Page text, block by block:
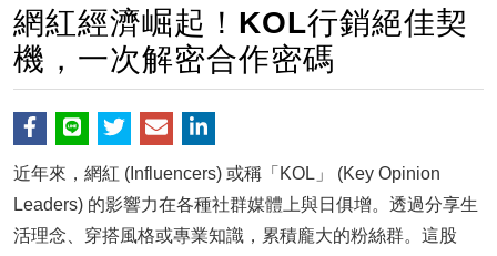
網紅經濟崛起！KOL行銷絕佳契
機，一次解密合作密碼
近年來，網紅 (Influencers) 或稱「KOL」 (Key Opinion
Leaders) 的影響力在各種社群媒體上與日俱增。透過分享生
活理念、穿搭風格或專業知識，累積龐大的粉絲群。這股